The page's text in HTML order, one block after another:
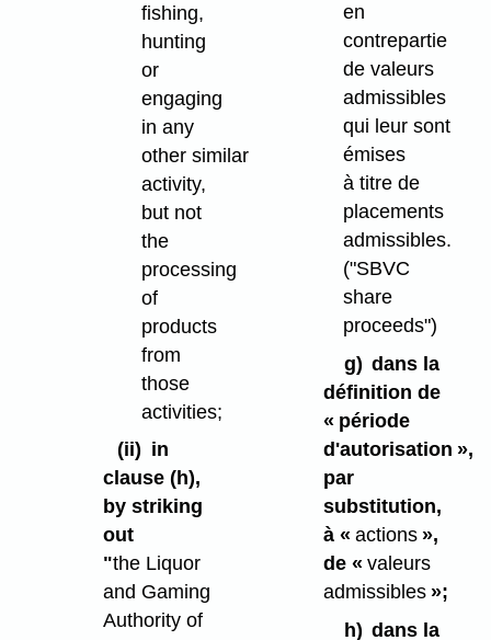
fishing,
hunting
or
engaging
in any
other similar
activity,
but not
the
processing
of
products
from
those
activities;
(ii) in
clause (h),
by striking
out
"the Liquor
and Gaming
Authority of
en
contrepartie
de valeurs
admissibles
qui leur sont
émises
à titre de
placements
admissibles.
("SBVC
share
proceeds")
g) dans la
définition de
« période
d'autorisation »,
par
substitution,
à «actions »,
de «valeurs
admissibles »;
h) dans la